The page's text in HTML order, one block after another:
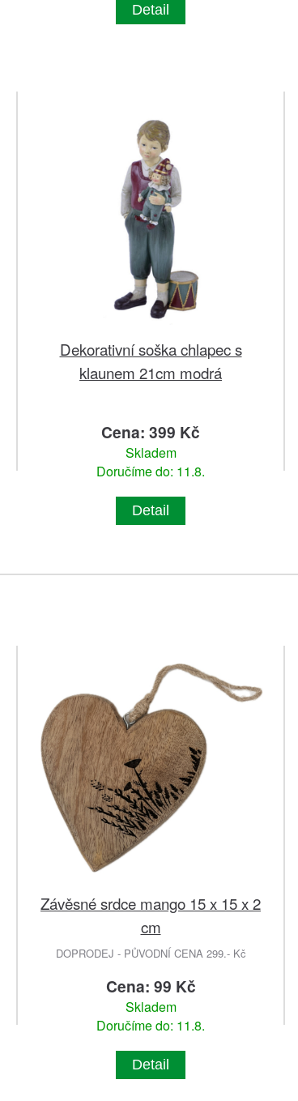
Detail
Dekorativní soška chlapec s
klaunem 21cm modrá
Cena: 399 Kč
Skladem
Doručíme do: 11.8.
Detail
Závěsné srdce mango 15 x 15 x 2
cm
DOPRODEJ - PŮVODNÍ CENA 299.- Kč
Cena: 99 Kč
Skladem
Doručíme do: 11.8.
Detail